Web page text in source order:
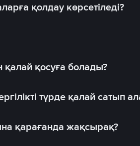
қолдау көрсетіледі?
қалай қосуға болады?
түрде қалай сатып
қарағанда жақсырақ?